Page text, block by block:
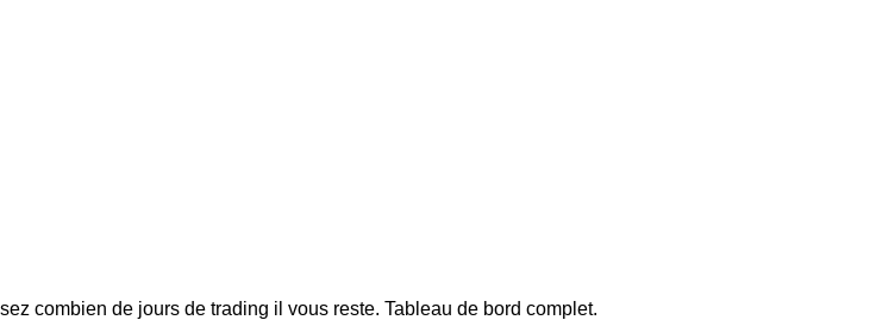
combien de jours de trading il vous reste. Tableau de bord complet.